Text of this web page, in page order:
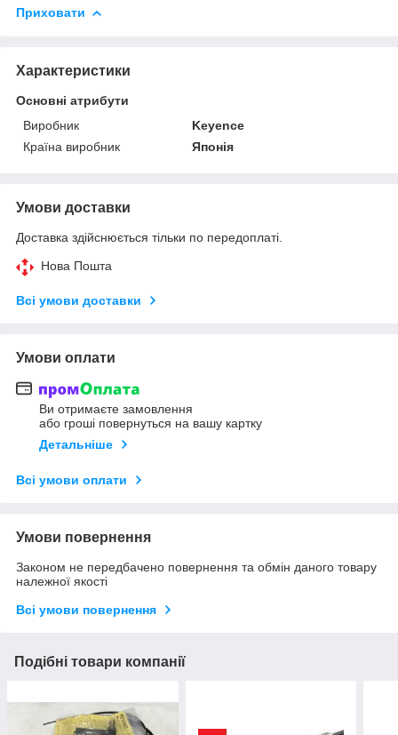
Приховати
Характеристики
Основні атрибути
Виробник
Keyence
Країна виробник
Японія
Умови доставки
Доставка здійснюється тільки по передоплаті.
Нова Пошта
Всі умови доставки
Умови оплати
Ви отримаєте замовлення
або гроші повернуться на вашу картку
Детальніше
Всі умови оплати
Умови повернення
Законом не передбачено повернення та обмін даного товару
належної якості
Всі умови повернення
Подібні товари компанії